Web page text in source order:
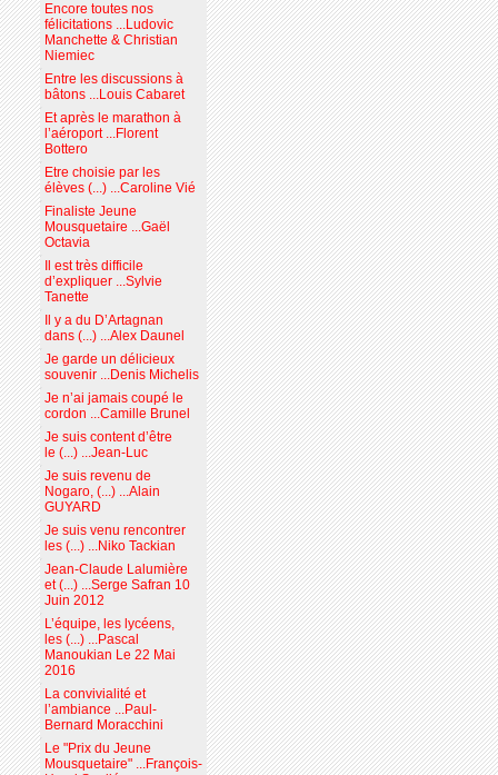
Encore toutes nos
félicitations ...Ludovic
Manchette & Christian
Niemiec
Entre les discussions à
bâtons ...Louis Cabaret
Et après le marathon à
l’aéroport ...Florent
Bottero
Etre choisie par les
élèves (...) ...Caroline Vié
Finaliste Jeune
Mousquetaire ...Gaël
Octavia
Il est très difficile
d’expliquer ...Sylvie
Tanette
Il y a du D’Artagnan
dans (...) ...Alex Daunel
Je garde un délicieux
souvenir ...Denis Michelis
Je n’ai jamais coupé le
cordon ...Camille Brunel
Je suis content d’être
le (...) ...Jean-Luc
Je suis revenu de
Nogaro, (...) ...Alain
GUYARD
Je suis venu rencontrer
les (...) ...Niko Tackian
Jean-Claude Lalumière
et (...) ...Serge Safran 10
Juin 2012
L’équipe, les lycéens,
les (...) ...Pascal
Manoukian Le 22 Mai
2016
La convivialité et
l’ambiance ...Paul-
Bernard Moracchini
Le "Prix du Jeune
Mousquetaire" ...François-